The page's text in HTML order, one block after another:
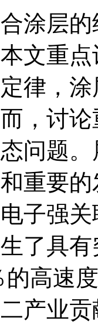
涂层
文重
律，
，讨
问题
重要
子强
了具
的高速
产业